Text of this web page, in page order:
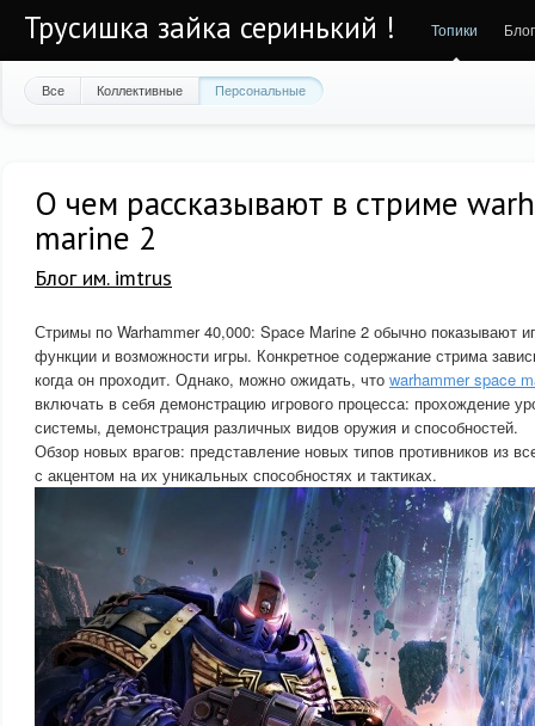
Трусишка зайка серинький ! Топики
Все Коллективные Персональные
О чем рассказывают в стриме
marine 2
Блог им. imtrus
Стримы по Warhammer 40,000: Space Marine 2 обычно показывают
функции и возможности игры. Конкретное содержание стрима
когда он проходит. Однако, можно ожидать, что warhammer space
включать в себя демонстрацию игрового процесса: прохождение
системы, демонстрация различных видов оружия и способностей.
Обзор новых врагов: представление новых типов противников из
с акцентом на их уникальных способностях и тактиках.